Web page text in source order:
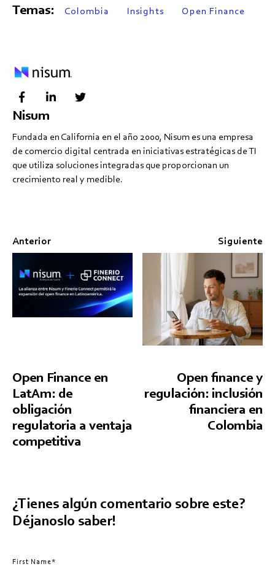
Temas: Colombia Insights Open Finance
Nisum
Fundada en California en el año 2000, Nisum es una empresa
de comercio digital centrada en iniciativas estratégicas de TI
que utiliza soluciones integradas que proporcionan un
crecimiento real y medible.
Anterior
Open Finance en
LatAm: de
obligación
regulatoria a ventaja
competitiva
Siguiente
Open finance y
regulación: inclusión
financiera en
Colombia
¿Tienes algún comentario sobre este?
Déjanoslo saber!
First Name*